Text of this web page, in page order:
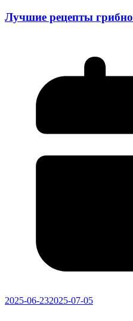
Лучшие рецепты
2025-06-232025-07-05